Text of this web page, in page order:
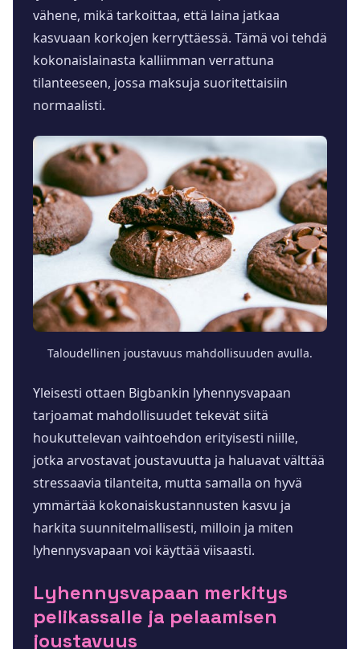
vähene, mikä tarkoittaa, että laina jatkaa
kasvuaan korkojen kerryttäessä. Tämä voi tehdä
kokonaislainasta kalliimman verrattuna
tilanteeseen, jossa maksuja suoritettaisiin
normaalisti.
Taloudellinen joustavuus mahdollisuuden avulla.
Yleisesti ottaen Bigbankin lyhennysvapaan
tarjoamat mahdollisuudet tekevät siitä
houkuttelevan vaihtoehdon erityisesti niille,
jotka arvostavat joustavuutta ja haluavat välttää
stressaavia tilanteita, mutta samalla on hyvä
ymmärtää kokonaiskustannusten kasvu ja
harkita suunnitelmallisesti, milloin ja miten
lyhennysvapaan voi käyttää viisaasti.
Lyhennysvapaan merkitys
pelikassalle ja pelaamisen
joustavuus